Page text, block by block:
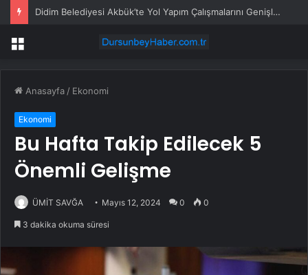
Didim Belediyesi Akbük’te Yol Yapım Çalışmalarını Genişletiyor
Menü
Anasayfa / Ekonomi
Ekonomi
Bu Hafta Takip Edilecek 5
Önemli Gelişme
ÜMİT SAVĞA Mayıs 12, 2024 0 0
3 dakika okuma süresi